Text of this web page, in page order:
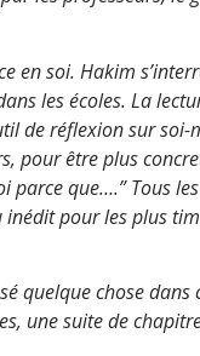
en soi. Hakim
les écoles. La
de réflexion sur soi-
pour être plus
parce que….” Tous
pour les plus
quelque chose
une suite de